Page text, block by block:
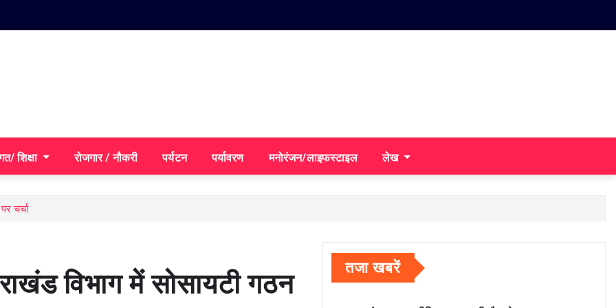
शिक्षा रोजगार / नौकरी पर्यटन पर्यावरण मनोरंजन/लाइफस्टाइल लेख
चर्चा
विभाग में सोसायटी गठन तजा खबरें